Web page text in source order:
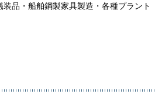
・船舶鋼製家具製造・各種プラント